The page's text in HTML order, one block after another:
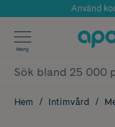
Använd
Meny
Hem Intimvård